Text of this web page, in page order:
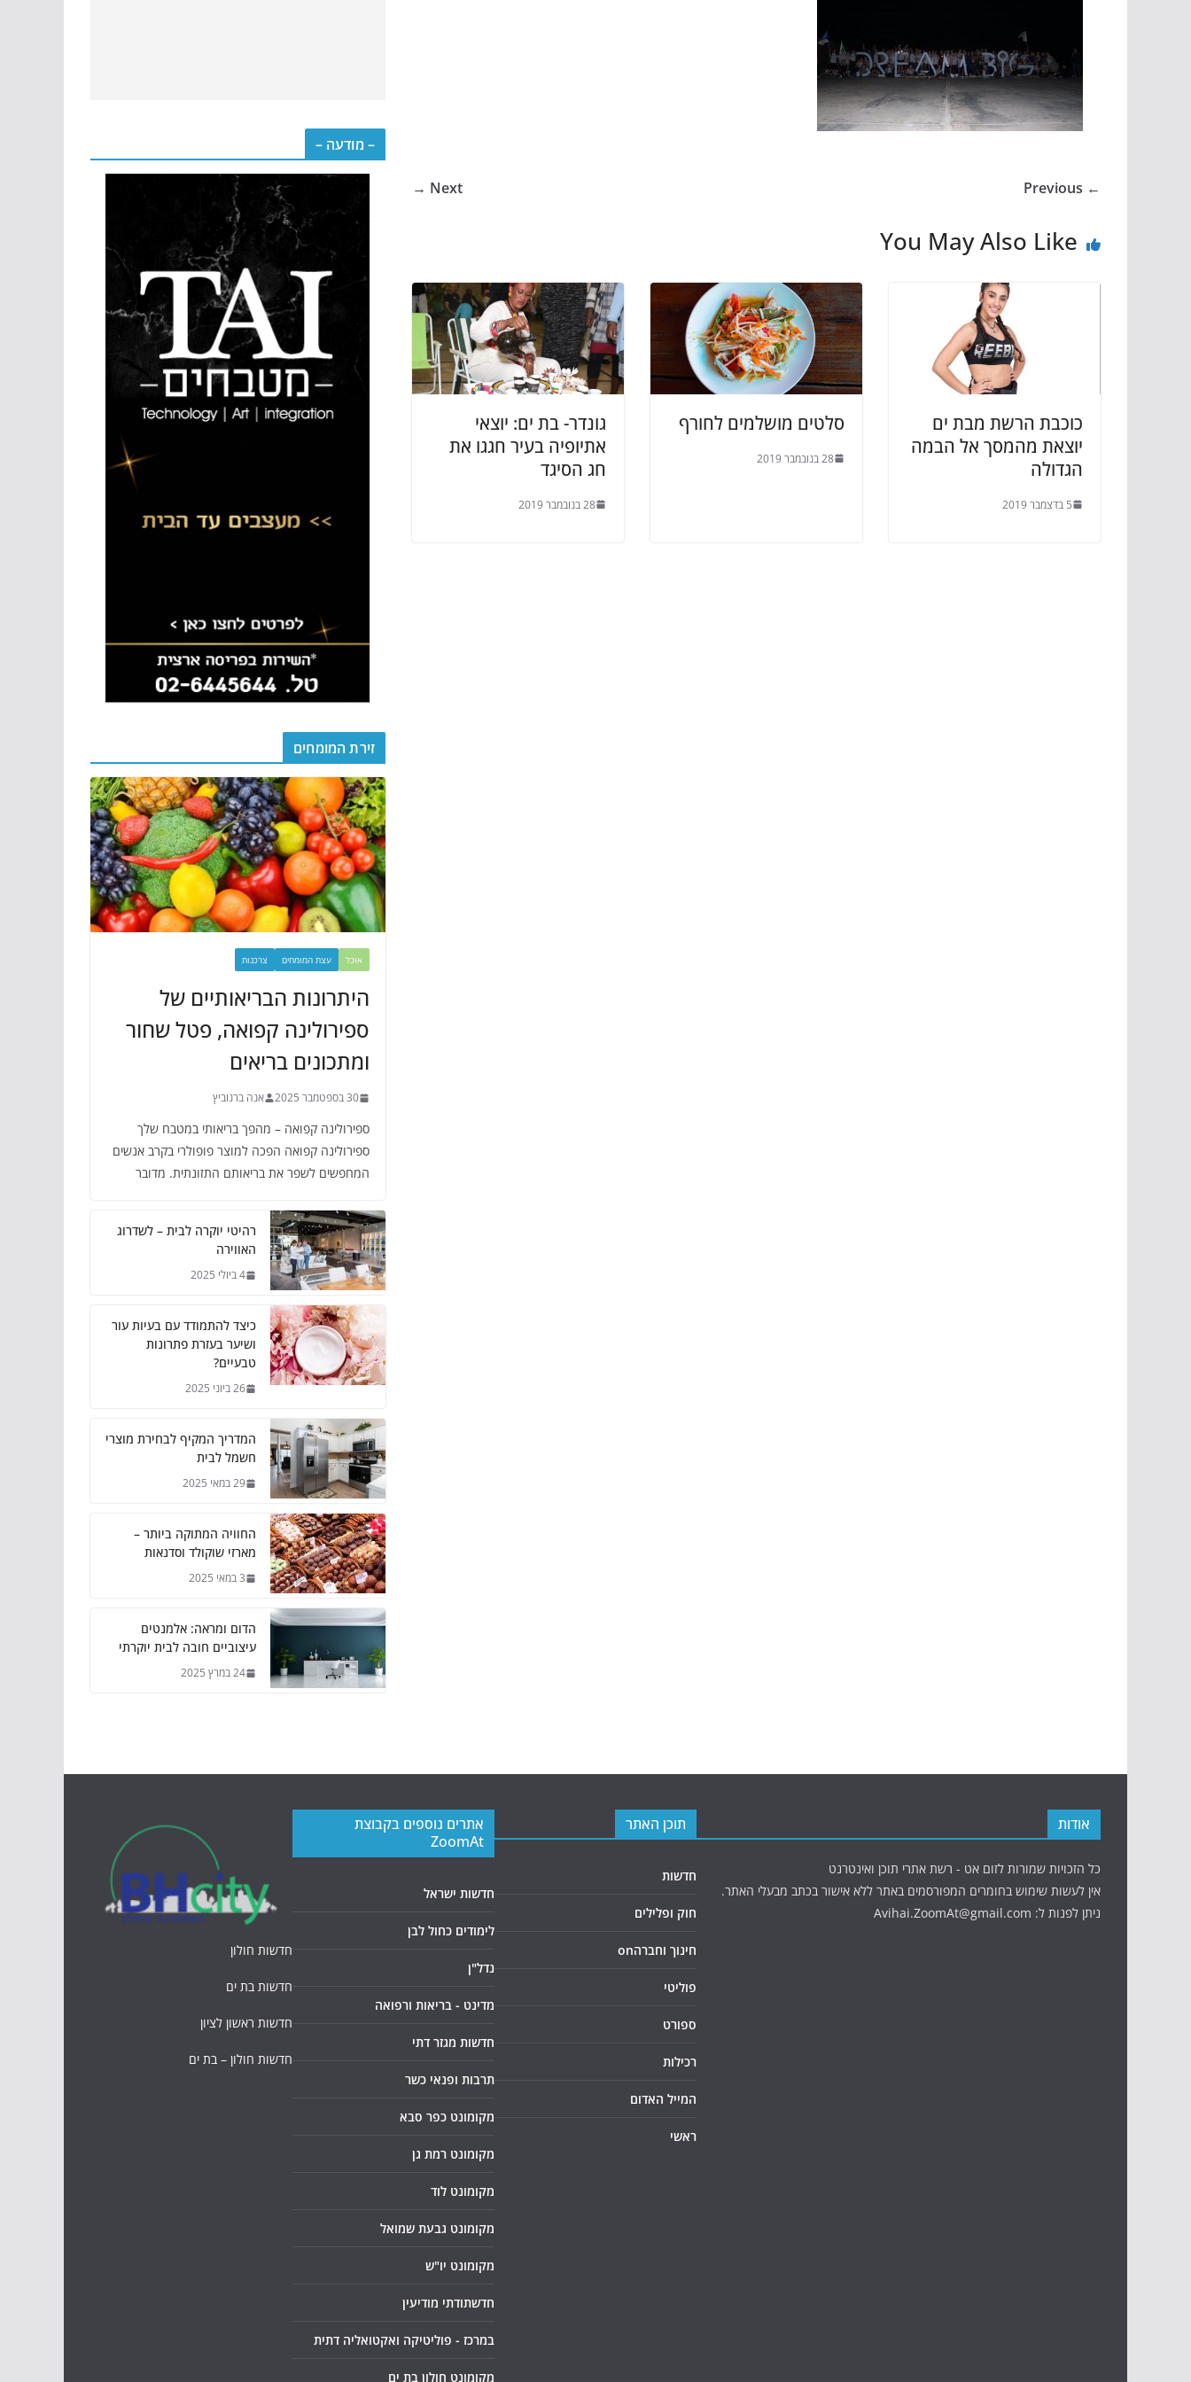
← Previous
Next →
You May Also Like
כוכבת הרשת מבת ים
יוצאת מהמסך אל הבמה
הגדולה
5 בדצמבר 2019
סלטים מושלמים לחורף
28 בנובמבר 2019
גונדר- בת ים: יוצאי
אתיופיה בעיר חגגו את
חג הסיגד
28 בנובמבר 2019
– מודעה –
זירת המומחים
אוכל עצת המומחים צרכנות
היתרונות הבריאותיים של
ספירולינה קפואה, פטל שחור
ומתכונים בריאים
30 בספטמבר 2025 אנה ברנוביץ
ספירולינה קפואה – מהפך בריאותי במטבח שלך
ספירולינה קפואה הפכה למוצר פופולרי בקרב אנשים
המחפשים לשפר את בריאותם התזונתית. מדובר
רהיטי יוקרה לבית – לשדרוג
האווירה
4 ביולי 2025
כיצד להתמודד עם בעיות עור
ושיער בעזרת פתרונות
טבעיים?
26 ביוני 2025
המדריך המקיף לבחירת מוצרי
חשמל לבית
29 במאי 2025
החוויה המתוקה ביותר –
מארזי שוקולד וסדנאות
3 במאי 2025
הדום ומראה: אלמנטים
עיצוביים חובה לבית יוקרתי
24 במרץ 2025
אודות
כל הזכויות שמורות לזום אט - רשת אתרי תוכן ואינטרנט
אין לעשות שימוש בחומרים המפורסמים באתר ללא אישור בכתב מבעלי האתר.
ניתן לפנות ל: Avihai.ZoomAt@gmail.com
תוכן האתר
חדשות
חוק ופלילים
חינוך וחברהon
פוליטי
ספורט
רכילות
המייל האדום
ראשי
אתרים נוספים בקבוצת
ZoomAt
חדשות ישראל
לימודים כחול לבן
נדל"ן
מדינט - בריאות ורפואה
חדשות מגזר דתי
תרבות ופנאי כשר
מקומונט כפר סבא
מקומונט רמת גן
מקומונט לוד
מקומונט גבעת שמואל
מקומונט יו"ש
חדשתודתי מודיעין
במרכז - פוליטיקה ואקטואליה דתית
מקומונט חולון בת ים
חדשות חולון
חדשות בת ים
חדשות ראשון לציון
חדשות חולון – בת ים